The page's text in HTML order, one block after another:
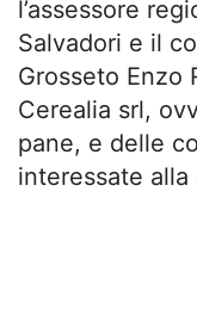
l’assessore
Salvadori e il
Grosseto Enzo
Cerealia srl,
pane, e delle
interessate